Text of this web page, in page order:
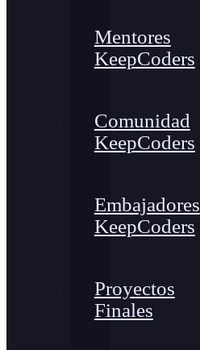
Mentores
KeepCoders
Comunidad
KeepCoders
Embajadores
KeepCoders
Proyectos
Finales